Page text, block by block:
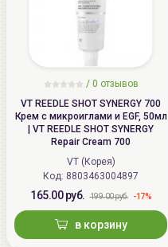
/ 0 отзывов
VT REEDLE SHOT SYNERGY 700
Крем с микроиглами и EGF, 50мл
| VT REEDLE SHOT SYNERGY
Repair Cream 700
VT (Корея)
Код: 8803463004897
165.00 руб. 199.00 руб. -17%
в корзину